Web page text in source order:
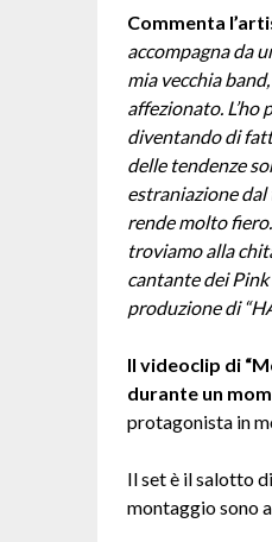
Commenta
accompagna da
mia vecchia
affezionato.
diventando di
delle tendenze
estraniazione
rende molto
troviamo alla
cantante dei
produzione di
Il videoclip di
durante un
protagonista in
Il set è il salotto
montaggio sono